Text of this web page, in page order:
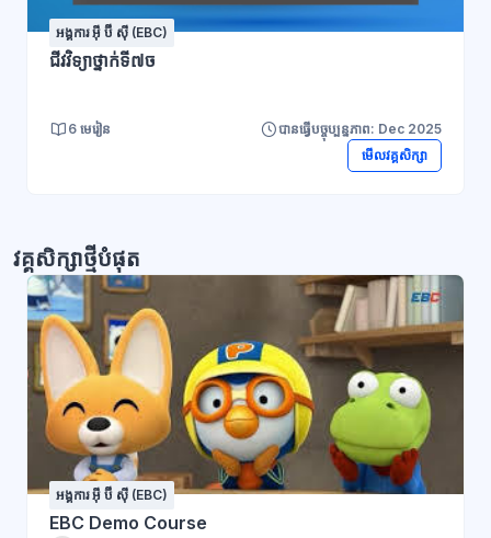
អង្គការ អ៊ី ប៊ី ស៊ី (EBC)
ជីវវិទ្យាថ្នាក់ទី៧ច
6 មេរៀន
បានធ្វើបច្ចុប្បន្នភាព: Dec 2025
មើលវគ្គសិក្សា
វគ្គសិក្សាថ្មីបំផុត
អង្គការ អ៊ី ប៊ី ស៊ី (EBC)
EBC Demo Course